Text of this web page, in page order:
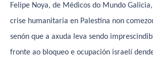
Felipe Noya, de Médicos do Mundo
crise humanitaria en Palestina non
senón que a axuda leva sendo
fronte ao bloqueo e ocupación israelí